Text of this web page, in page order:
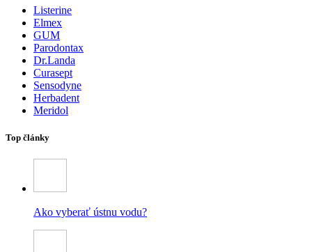
Listerine
Elmex
GUM
Parodontax
Dr.Landa
Curasept
Sensodyne
Herbadent
Meridol
Top články
Ako vyberať ústnu vodu?